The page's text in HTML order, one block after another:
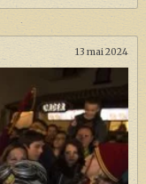
13 mai 2024